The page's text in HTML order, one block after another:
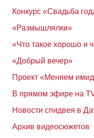
Конкурс «Свадьба
«Размышлялки»
«Что такое хорошо и
«Добрый вечер»
Проект «Меняем
В прямом эфире на
Новости спидвея в
Архив видеосюжетов